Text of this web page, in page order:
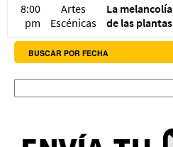
8:00
pm
Artes
Escénicas
La melancolía
de las plantas
BUSCAR POR FECHA